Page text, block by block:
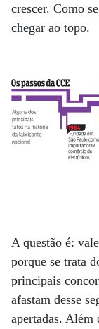
crescer. Como
chegar ao topo.
A questão é:
porque se trata
principais
afastam desse
apertadas. Além